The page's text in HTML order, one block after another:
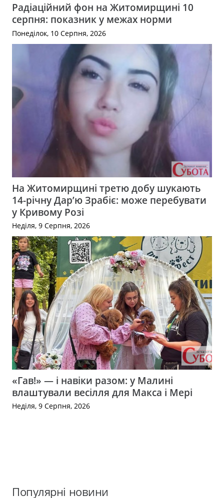
Радіаційний фон на Житомирщині 10
серпня: показник у межах норми
Понеділок, 10 Серпня, 2026
На Житомирщині третю добу шукають
14-річну Дар’ю Зрабіє: може перебувати
у Кривому Розі
Неділя, 9 Серпня, 2026
«Гав!» — і навіки разом: у Малині
влаштували весілля для Макса і Мері
Неділя, 9 Серпня, 2026
Популярні новини